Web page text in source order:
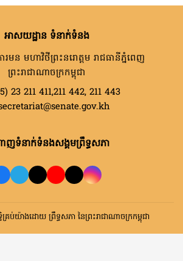
អាសយដ្ឋាន ទំនាក់ទំនង
ារមន មហាវិថីព្រះនរោត្តម រាជធានីភ្នំពេញ
ព្រះរាជាណាចក្រកម្ពុជា
23 211 411,211 442, 211 443
ញទំនាក់ទំនងសង្គមព្រឹទ្ធសភា
ប់យ៉ាងដោយ ព្រឹទ្ធសភា នៃព្រះរាជាណាចក្រកម្ពុជា